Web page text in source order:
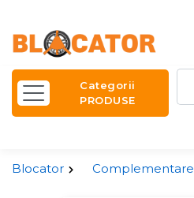
Categorii
PRODUSE
Blocator Complementare